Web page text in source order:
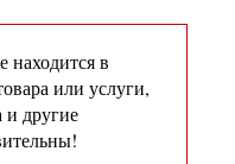
в
или услуги,
и другие